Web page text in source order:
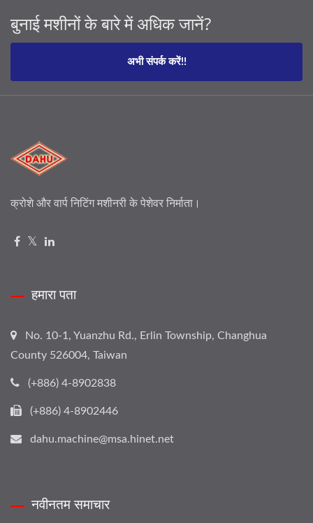
बुनाई मशीनों के बारे में अधिक जानें?
अभी संपर्क करें!!
क्रोशे और वार्प निटिंग मशीनरी के पेशेवर निर्माता।
हमारा पता
No. 10-1, Yuanzhu Rd., Erlin Township, Changhua
County 526004, Taiwan
(+886) 4-8902838
(+886) 4-8902446
dahu.machine@msa.hinet.net
नवीनतम समाचार